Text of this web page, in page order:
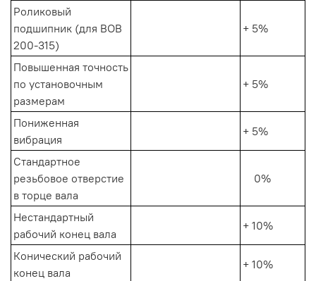
Роликовый
подшипник (для ВОВ
200-315)
+ 5%
Повышенная точность
по установочным
размерам
+ 5%
Пониженная
вибрация
+ 5%
Стандартное
резьбовое отверстие
в торце вала
0%
Нестандартный
рабочий конец вала
+ 10%
Конический рабочий
конец вала
+ 10%